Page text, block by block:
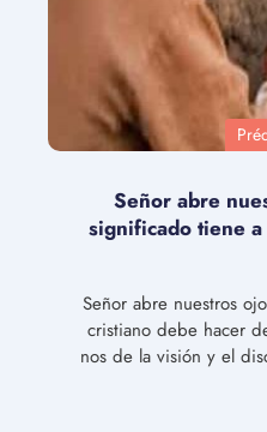
Señor abre
significado tiene
Señor abre nuestros
cristiano debe hacer
nos de la visión y el